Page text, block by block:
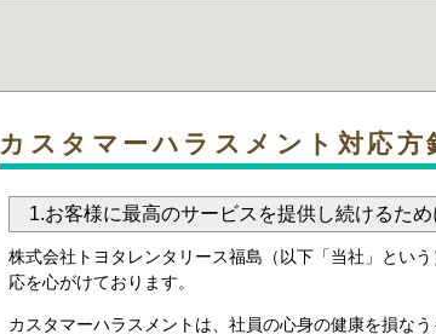
カスタマーハラスメント対応方
1.お客様に最高のサービスを提供し続けるため
株式会社トヨタレンタリース福島（以下「当社」とい
応を心がけております。
カスタマーハラスメントは、社員の心身の健康を損な